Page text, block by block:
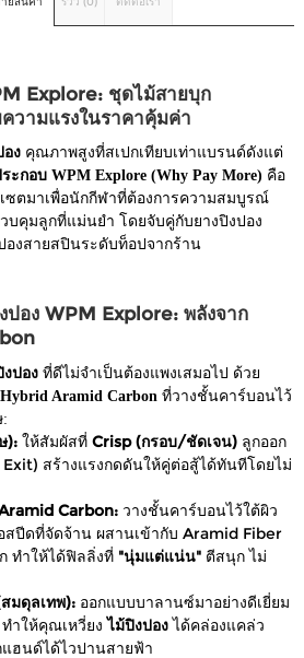
Explore: ชุดไม้สายบุก
วามแรงในราคาคุ้มค่า
อง คุณภาพสูงที่สเปกเทียบเท่าแบรนด์ดังแต่
ะกอบ WPM Explore (Why Pay More) คือ
ซตมาเพื่อนักกีฬาที่ต้องการความสมบูรณ์
บคุมลูกที่แม่นยำ โดยจับคู่กับยางปิงปอง
องสายสปินระดับท็อปจากร้าน
ปอง WPM Explore: พลังจาก
งปอง ที่ดีไม่จำเป็นต้องแพงเสมอไป ด้วย
Aramid Carbon ที่วางชั้นคาร์บอนไว้
): ให้สัมผัสที่ Crisp (กรอบ/ชัดเจน) ลูกออก
สร้างแรงกดดันให้คู่ต่อสู้ได้ทันทีโดยไม่
Carbon: วางชั้นคาร์บอนไว้ใต้ผิว
ปีดที่จัดจ้าน ผสานเข้ากับ Aramid Fiber
ทำให้ได้ฟิลลิ่งที่ "นุ่มแต่แน่น" ตีสนุก ไม่
มดุลเทพ): ออกแบบบาลานซ์มาอย่างดีเยี่ยม
ำให้คุณเหวี่ยงไม้ปิงปองได้คล่องแคล่ว
ฮนด์ได้ไวปานสายฟ้า